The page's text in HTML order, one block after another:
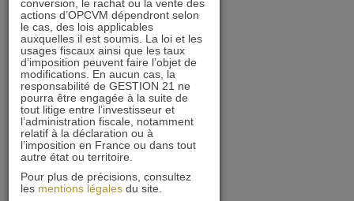
mai 2025
avril 2025
mars 2025
février 2025
janvier 2025
décembre 2024
novembre 2024
octobre 2024
septembre 2024
conversion, le rachat ou la vente des
actions d’OPCVM dépendront selon
le cas, des lois applicables
auxquelles il est soumis. La loi et les
usages fiscaux ainsi que les taux
d’imposition peuvent faire l’objet de
modifications. En aucun cas, la
responsabilité de GESTION 21 ne
pourra être engagée à la suite de
tout litige entre l’investisseur et
l’administration fiscale, notamment
relatif à la déclaration ou à
l’imposition en France ou dans tout
autre état ou territoire.
Pour plus de précisions, consultez
les mentions légales du site.